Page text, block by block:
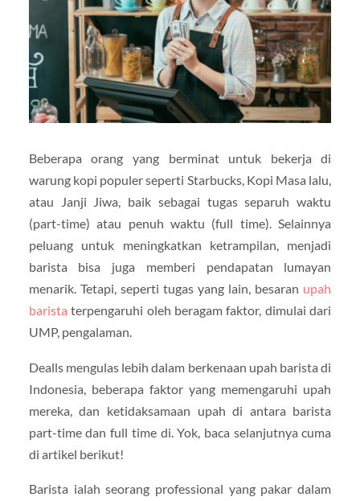
Beberapa orang yang berminat untuk bekerja di
warung kopi populer seperti Starbucks, Kopi Masa lalu,
atau Janji Jiwa, baik sebagai tugas separuh waktu
(part-time) atau penuh waktu (full time). Selainnya
peluang untuk meningkatkan ketrampilan, menjadi
barista bisa juga memberi pendapatan lumayan
menarik. Tetapi, seperti tugas yang lain, besaran upah
barista terpengaruhi oleh beragam faktor, dimulai dari
UMP, pengalaman.
Dealls mengulas lebih dalam berkenaan upah barista di
Indonesia, beberapa faktor yang memengaruhi upah
mereka, dan ketidaksamaan upah di antara barista
part-time dan full time di. Yok, baca selanjutnya cuma
di artikel berikut!
Barista ialah seorang professional yang pakar dalam